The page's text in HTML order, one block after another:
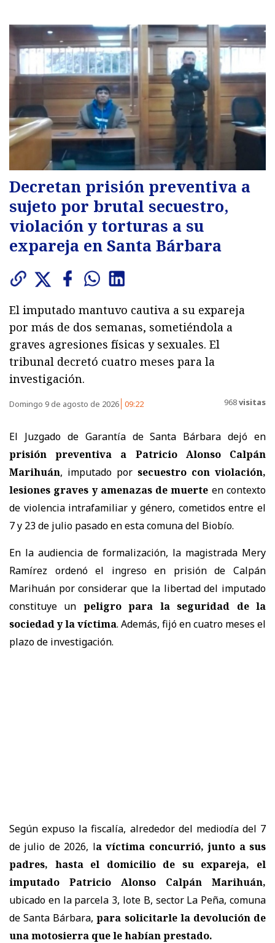
Decretan prisión preventiva a
sujeto por brutal secuestro,
violación y torturas a su
expareja en Santa Bárbara
El imputado mantuvo cautiva a su expareja
por más de dos semanas, sometiéndola a
graves agresiones físicas y sexuales. El
tribunal decretó cuatro meses para la
investigación.
Domingo 9 de agosto de 2026 09:22 968visitas
El Juzgado de Garantía de Santa Bárbara dejó en
prisión preventiva a Patricio Alonso Calpán
Marihuán, imputado por secuestro con violación,
lesiones graves y amenazas de muerte en contexto
de violencia intrafamiliar y género, cometidos entre el
7 y 23 de julio pasado en esta comuna del Biobío.
En la audiencia de formalización, la magistrada Mery
Ramírez ordenó el ingreso en prisión de Calpán
Marihuán por considerar que la libertad del imputado
constituye un peligro para la seguridad de la
sociedad y la víctima. Además, fijó en cuatro meses el
plazo de investigación.
Según expuso la fiscalía, alrededor del mediodía del 7
de julio de 2026, la víctima concurrió, junto a sus
padres, hasta el domicilio de su expareja, el
imputado Patricio Alonso Calpán Marihuán,
ubicado en la parcela 3, lote B, sector La Peña, comuna
de Santa Bárbara,para solicitarle la devolución de
una motosierra que le habían prestado.